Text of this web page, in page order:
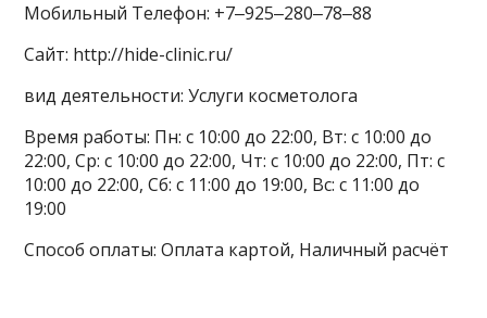
Мобильный Телефон: +7‒925‒280‒78‒88
Сайт: http://hide-clinic.ru/
вид деятельности: Услуги косметолога
Время работы: Пн: с 10:00 до 22:00, Вт: с 10:00 до
22:00, Ср: с 10:00 до 22:00, Чт: с 10:00 до 22:00, Пт: с
10:00 до 22:00, Сб: с 11:00 до 19:00, Вс: с 11:00 до
19:00
Способ оплаты: Оплата картой, Наличный расчёт